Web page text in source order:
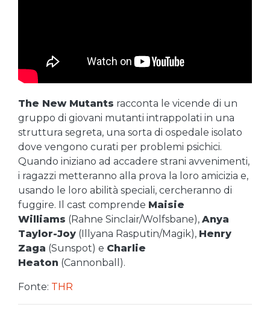
The New Mutants racconta le vicende di un
gruppo di giovani mutanti intrappolati in una
struttura segreta, una sorta di ospedale isolato
dove vengono curati per problemi psichici.
Quando iniziano ad accadere strani avvenimenti,
i ragazzi metteranno alla prova la loro amicizia e,
usando le loro abilità speciali, cercheranno di
fuggire. Il cast comprende Maisie
Williams (Rahne Sinclair/Wolfsbane), Anya
Taylor-Joy (Illyana Rasputin/Magik), Henry
Zaga (Sunspot) e Charlie
Heaton (Cannonball).
Fonte: THR